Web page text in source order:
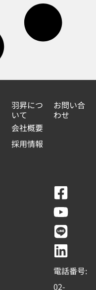
羽昇につ
いて
会社概要
採用情報
お問い合
わせ
F
a
c
e
b
o
o
Y
o
u
t
u
b
e
L
i
n
e
L
i
n
k
e
d
i
電話番号:
02-